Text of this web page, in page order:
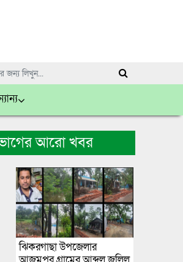
আরো খবর
ঝিকরগাছা উপজেলার